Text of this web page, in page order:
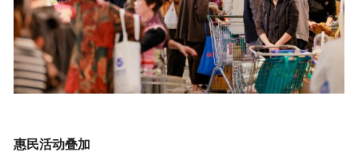
惠民活动叠加